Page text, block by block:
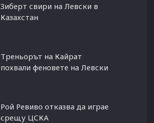
Зиберт свири на Левски в
Казахстан
Треньорът на Кайрат
похвали феновете на Левски
Рой Ревиво отказва да играе
срещу ЦСКА